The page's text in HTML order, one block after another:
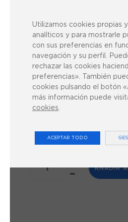
Electrodo flexible
caucho
3,33 € IVA INCLUIDO
Disponibilidad: En Stock
Tamaño:
AÑADIR
Utilizamos cookies propias
analíticos y para mostrarle
con sus preferencias en
navegación y su perfil.
rechazar las cookies
preferencias». También
cookies pulsando el botón
más información puede
cookies.
ACEPTAR TODO